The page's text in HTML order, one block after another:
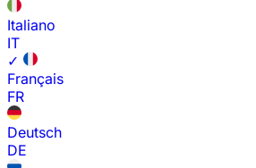
Italiano
IT
✓
Français
FR
Deutsch
DE